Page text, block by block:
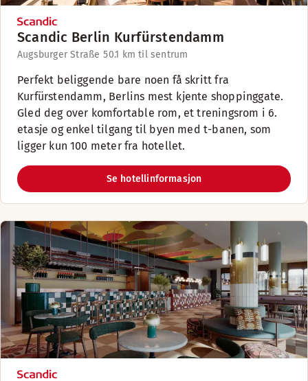
Scandic Berlin Kurfürstendamm
Augsburger Straße 50.1 km til sentrum
Perfekt beliggende bare noen få skritt fra
Kurfürstendamm, Berlins mest kjente shoppinggate.
Gled deg over komfortable rom, et treningsrom i 6.
etasje og enkel tilgang til byen med t-banen, som
ligger kun 100 meter fra hotellet.
Se hotellinformasjon